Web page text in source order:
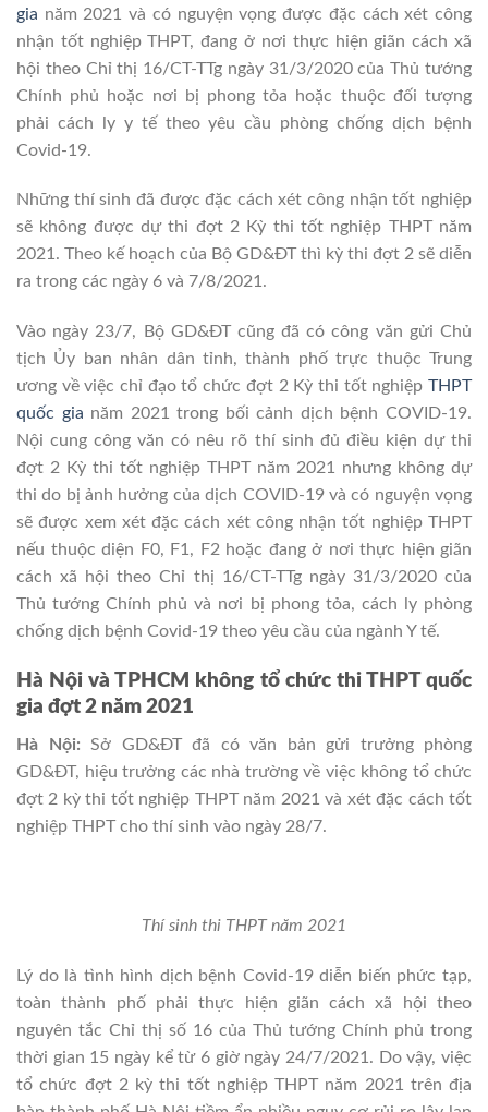
gia năm 2021 và có nguyện vọng được đặc cách xét công
nhận tốt nghiệp THPT, đang ở nơi thực hiện giãn cách xã
hội theo Chỉ thị 16/CT-TTg ngày 31/3/2020 của Thủ tướng
Chính phủ hoặc nơi bị phong tỏa hoặc thuộc đối tượng
phải cách ly y tế theo yêu cầu phòng chống dịch bệnh
Covid-19.
Những thí sinh đã được đặc cách xét công nhận tốt nghiệp
sẽ không được dự thi đợt 2 Kỳ thi tốt nghiệp THPT năm
2021. Theo kế hoạch của Bộ GD&ĐT thì kỳ thi đợt 2 sẽ diễn
ra trong các ngày 6 và 7/8/2021.
Vào ngày 23/7, Bộ GD&ĐT cũng đã có công văn gửi Chủ
tịch Ủy ban nhân dân tỉnh, thành phố trực thuộc Trung
ương về việc chỉ đạo tổ chức đợt 2 Kỳ thi tốt nghiệp THPT
quốc gia năm 2021 trong bối cảnh dịch bệnh COVID-19.
Nội cung công văn có nêu rõ thí sinh đủ điều kiện dự thi
đợt 2 Kỳ thi tốt nghiệp THPT năm 2021 nhưng không dự
thi do bị ảnh hưởng của dịch COVID-19 và có nguyện vọng
sẽ được xem xét đặc cách xét công nhận tốt nghiệp THPT
nếu thuộc diện F0, F1, F2 hoặc đang ở nơi thực hiện giãn
cách xã hội theo Chỉ thị 16/CT-TTg ngày 31/3/2020 của
Thủ tướng Chính phủ và nơi bị phong tỏa, cách ly phòng
chống dịch bệnh Covid-19 theo yêu cầu của ngành Y tế.
Hà Nội và TPHCM không tổ chức thi THPT quốc
gia đợt 2 năm 2021
Hà Nội: Sở GD&ĐT đã có văn bản gửi trưởng phòng
GD&ĐT, hiệu trưởng các nhà trường về việc không tổ chức
đợt 2 kỳ thi tốt nghiệp THPT năm 2021 và xét đặc cách tốt
nghiệp THPT cho thí sinh vào ngày 28/7.
Thí sinh thi THPT năm 2021
Lý do là tình hình dịch bệnh Covid-19 diễn biến phức tạp,
toàn thành phố phải thực hiện giãn cách xã hội theo
nguyên tắc Chỉ thị số 16 của Thủ tướng Chính phủ trong
thời gian 15 ngày kể từ 6 giờ ngày 24/7/2021. Do vậy, việc
tổ chức đợt 2 kỳ thi tốt nghiệp THPT năm 2021 trên địa